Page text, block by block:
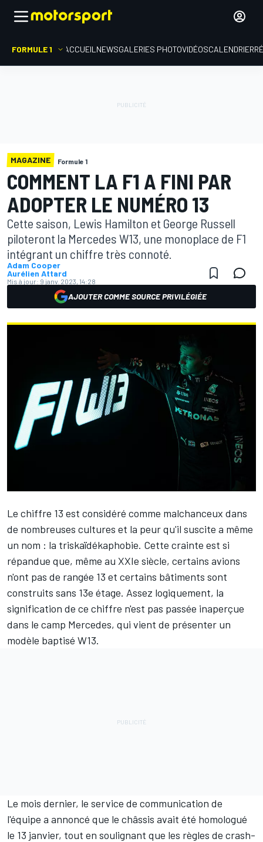
FORMULE 1 ACCUEIL NEWSGALERIES PHOTOVIDÉOSCALENDRIER
MAGAZINE Formule 1
COMMENT LA F1 A FINI PAR
ADOPTER LE NUMÉRO 13
Cette saison, Lewis Hamilton et George Russell
piloteront la Mercedes W13, une monoplace de F1
intégrant un chiffre très connoté.
Adam Cooper
Aurélien Attard
Mis à jour: 9 janv. 2023, 14:28
AJOUTER COMME SOURCE PRIVILÉGIÉE
Le chiffre 13 est considéré comme malchanceux dans
de nombreuses cultures et la peur qu'il suscite a même
un nom : la triskaïdékaphobie. Cette crainte est si
répandue que, même au XXIe siècle, certains avions
n'ont pas de rangée 13 et certains bâtiments sont
construits sans 13e étage. Assez logiquement, la
signification de ce chiffre n'est pas passée inaperçue
dans le camp Mercedes, qui vient de présenter un
modèle baptisé W13.
Le mois dernier, le service de communication de
l'équipe a annoncé que le châssis avait été homologué
le 13 janvier, tout en soulignant que les règles de crash-